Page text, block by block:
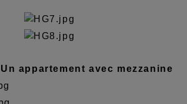
Un appartement avec mezzanine